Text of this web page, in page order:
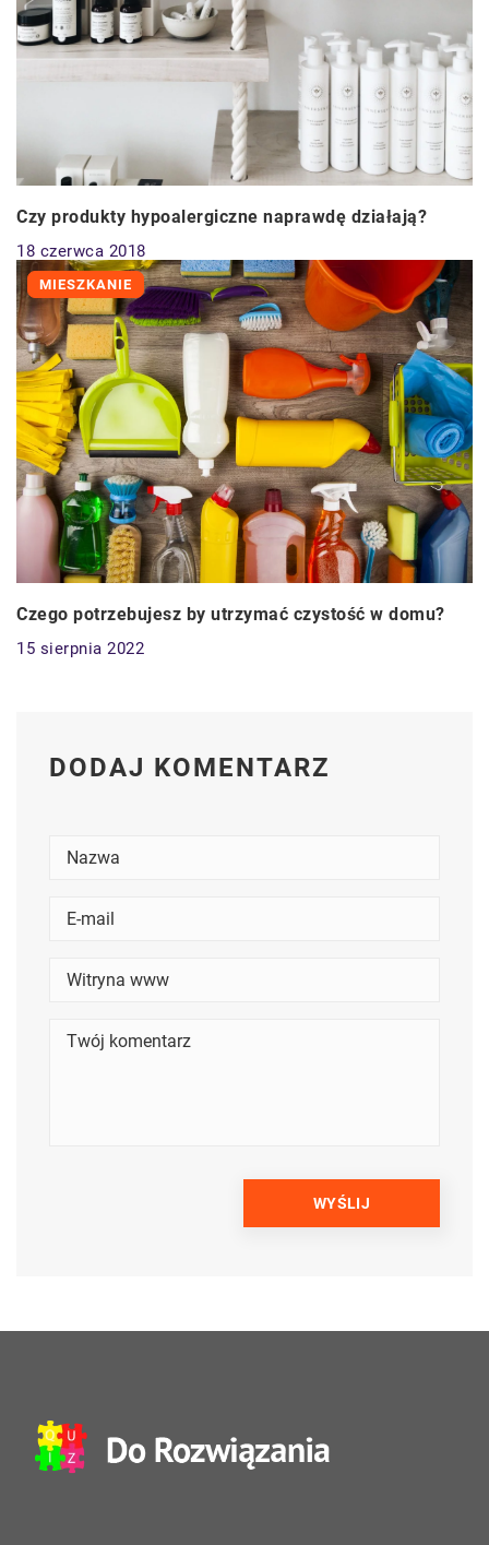
Czy produkty hypoalergiczne naprawdę działają?
18 czerwca 2018
MIESZKANIE
Czego potrzebujesz by utrzymać czystość w domu?
15 sierpnia 2022
DODAJ KOMENTARZ